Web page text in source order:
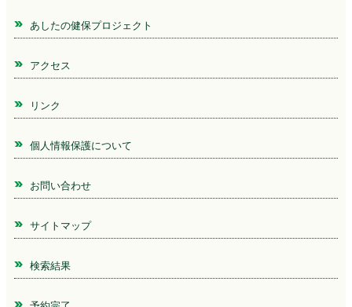
あしたの健保プロジェクト
アクセス
リンク
個人情報保護について
お問い合わせ
サイトマップ
検索結果